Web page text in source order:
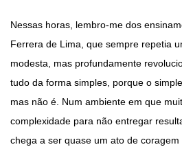
Nessas horas, lembro-me dos
Ferrera de Lima, que sempre repetia
modesta, mas profundamente
tudo da forma simples, porque o
mas não é. Num ambiente em que
complexidade para não entregar
chega a ser quase um ato de coragem